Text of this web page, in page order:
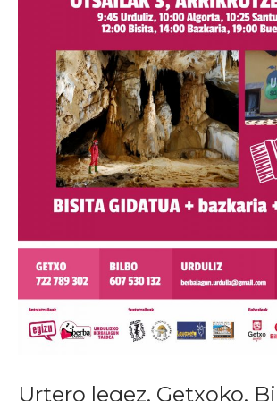
Urtero legez, Getxoko,